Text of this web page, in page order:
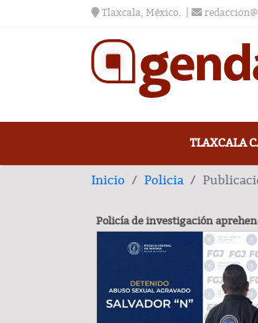
Tlaxcala, México.
TLAXCALA
Inicio Policia
Policía de investigación